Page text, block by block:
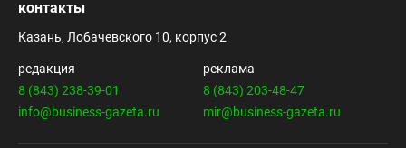
контакты
Казань, Лобачевского 10, корпус 2
редакция
8 (843) 238-39-01
info@business-gazeta.ru
реклама
8 (843) 203-48-47
mir@business-gazeta.ru